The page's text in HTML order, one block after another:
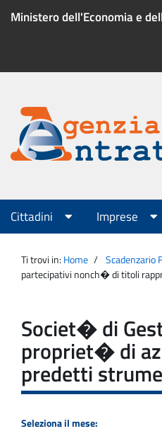
Ministero dell'Economia e
Menu
servizio
Agenzia
Entrate
Menu
principale
Cittadini Imprese
Ti trovi in: Home Scadenzario
partecipativi nonch� di titoli
Societ� di
propriet� di
predetti
Seleziona il mese: